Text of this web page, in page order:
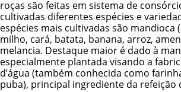
roças são feitas em sistema de
cultivadas diferentes espécies e
espécies mais cultivadas são mandioca
milho, cará, batata, banana, arroz,
melancia. Destaque maior é dado à
especialmente plantada visando a
d’água (também conhecida como
puba), principal ingrediente da refeição